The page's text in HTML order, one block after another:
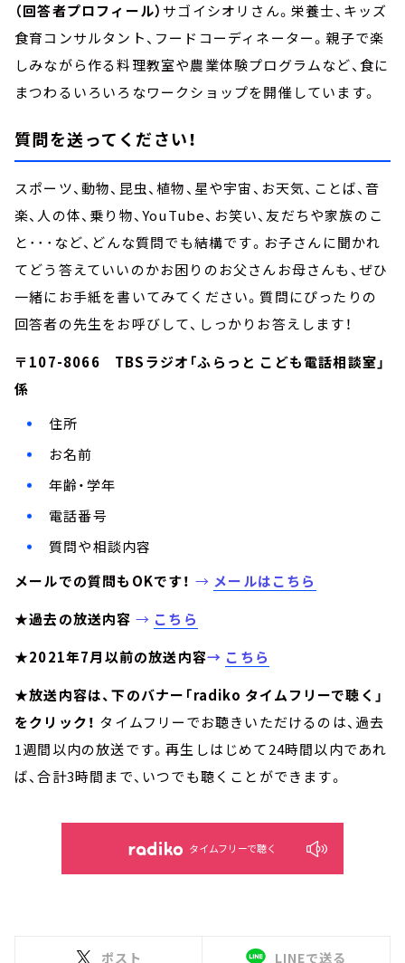
（回答者プロフィール）サゴイシオリさん。栄養士、キッズ
食育コンサルタント、フードコーディネーター。親子で楽
しみながら作る料理教室や農業体験プログラムなど、食に
まつわるいろいろなワークショップを開催しています。
質問を送ってください！
スポーツ、動物、昆虫、植物、星や宇宙、お天気、ことば、音
楽、人の体、乗り物、YouTube、お笑い、友だちや家族のこ
と･･･など、どんな質問でも結構です。お子さんに聞かれ
てどう答えていいのかお困りのお父さんお母さんも、ぜひ
一緒にお手紙を書いてみてください。質問にぴったりの
回答者の先生をお呼びして、しっかりお答えします！
〒107-8066 TBSラジオ「ふらっと こども電話相談室」
係
住所
お名前
年齢・学年
電話番号
質問や相談内容
メールでの質問もOKです！ → メールはこちら
★過去の放送内容 → こちら
★2021年7月以前の放送内容→ こちら
★放送内容は、下のバナー「radiko タイムフリーで聴く」
をクリック！ タイムフリーでお聴きいただけるのは、過去
1週間以内の放送です。再生しはじめて24時間以内であれ
ば、合計3時間まで、いつでも聴くことができます。
タイムフリーで聴く
ポスト LINEで送る